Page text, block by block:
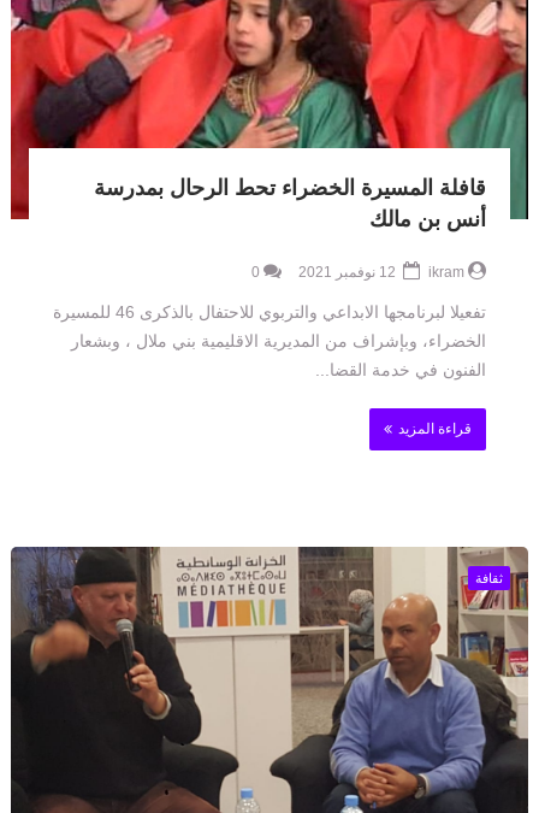
قافلة المسيرة الخضراء تحط الرحال بمدرسة
أنس بن مالك
ikram
0
تفعيلا لبرنامجها الابداعي والتربوي للاحتفال بالذكرى 46 للمسيرة
الخضراء، وبإشراف من المديرية الاقليمية بني ملال ، وبشعار
الفنون في خدمة القضا...
قراءة المزيد
ثقافة